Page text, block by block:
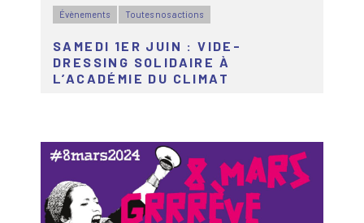
Évènements Toutes nos actions
SAMEDI 1ER JUIN : VIDE-
DRESSING SOLIDAIRE À
L’ACADÉMIE DU CLIMAT